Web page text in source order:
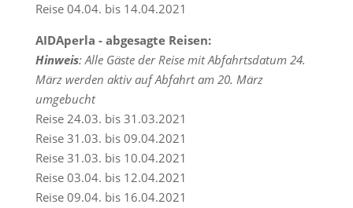
Reise 04.04. bis 14.04.2021
AIDAperla - abgesagte Reisen:
Hinweis: Alle Gäste der Reise mit Abfahrtsdatum 24.
März werden aktiv auf Abfahrt am 20. März
umgebucht
Reise 24.03. bis 31.03.2021
Reise 31.03. bis 09.04.2021
Reise 31.03. bis 10.04.2021
Reise 03.04. bis 12.04.2021
Reise 09.04. bis 16.04.2021